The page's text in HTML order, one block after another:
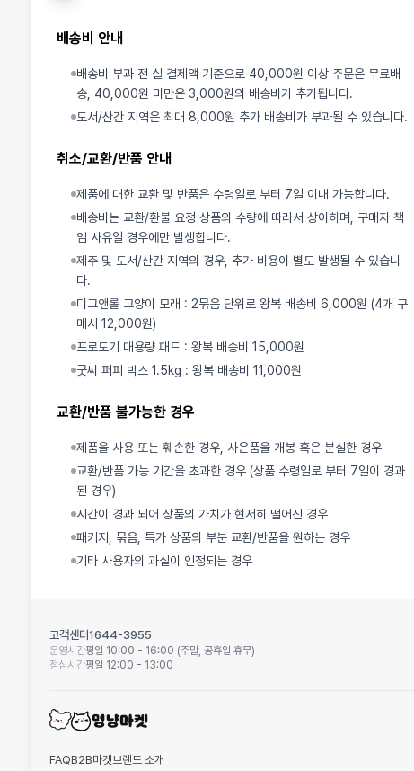
배송비 안내
배송비 부과 전 실 결제액 기준으로 40,000원 이상 주문은 무료배
송, 40,000원 미만은 3,000원의 배송비가 추가됩니다.
도서/산간 지역은 최대 8,000원 추가 배송비가 부과될 수 있습니다.
취소/교환/반품 안내
제품에 대한 교환 및 반품은 수령일로 부터 7일 이내 가능합니다.
배송비는 교환/환불 요청 상품의 수량에 따라서 상이하며, 구매자 책
임 사유일 경우에만 발생합니다.
제주 및 도서/산간 지역의 경우, 추가 비용이 별도 발생될 수 있습니
다.
디그앤롤 고양이 모래 : 2묶음 단위로 왕복 배송비 6,000원 (4개 구
매시 12,000원)
프로도기 대용량 패드 : 왕복 배송비 15,000원
굿씨 퍼피 박스 1.5kg : 왕복 배송비 11,000원
교환/반품 불가능한 경우
제품을 사용 또는 훼손한 경우, 사은품을 개봉 혹은 분실한 경우
교환/반품 가능 기간을 초과한 경우 (상품 수령일로 부터 7일이 경과
된 경우)
시간이 경과 되어 상품의 가치가 현저히 떨어진 경우
패키지, 묶음, 특가 상품의 부분 교환/반품을 원하는 경우
기타 사용자의 과실이 인정되는 경우
고객센터1644-3955
운영시간평일 10:00 - 16:00 (주말, 공휴일 휴무)
점심시간평일 12:00 - 13:00
FAQB2B마켓 브랜드 소개